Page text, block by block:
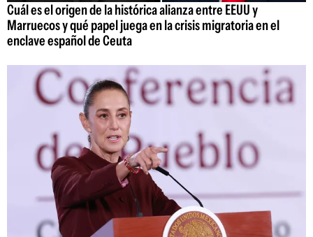
Cuál es el origen de la histórica alianza entre EEUU y
Marruecos y qué papel juega en la crisis migratoria en el
enclave español de Ceuta